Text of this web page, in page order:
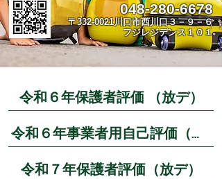
048-280-6678
〒332-0021川口市西川口３－９－６
​フジレジデンス１０１
令和６年保護者評価 （放デ）
令和６年事業者用自己評価（放デ）
令和７年保護者評価（放デ）